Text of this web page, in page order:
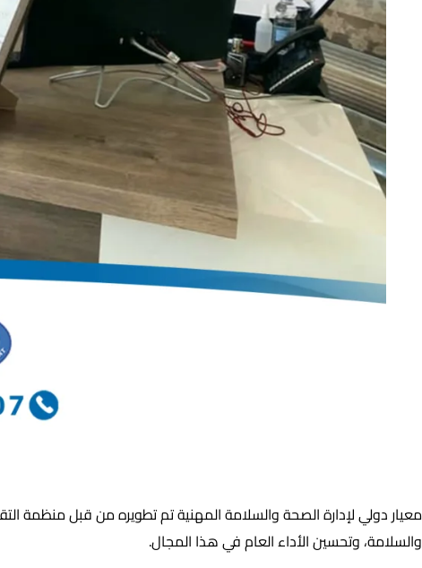
والسلامة، وتحسين الأداء العام في هذا المجال.